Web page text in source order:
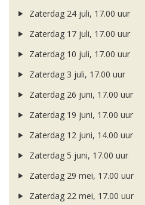
Zaterdag 24 juli, 17.00 uur
Zaterdag 17 juli, 17.00 uur
Zaterdag 10 juli, 17.00 uur
Zaterdag 3 juli, 17.00 uur
Zaterdag 26 juni, 17.00 uur
Zaterdag 19 juni, 17.00 uur
Zaterdag 12 juni, 14.00 uur
Zaterdag 5 juni, 17.00 uur
Zaterdag 29 mei, 17.00 uur
Zaterdag 22 mei, 17.00 uur